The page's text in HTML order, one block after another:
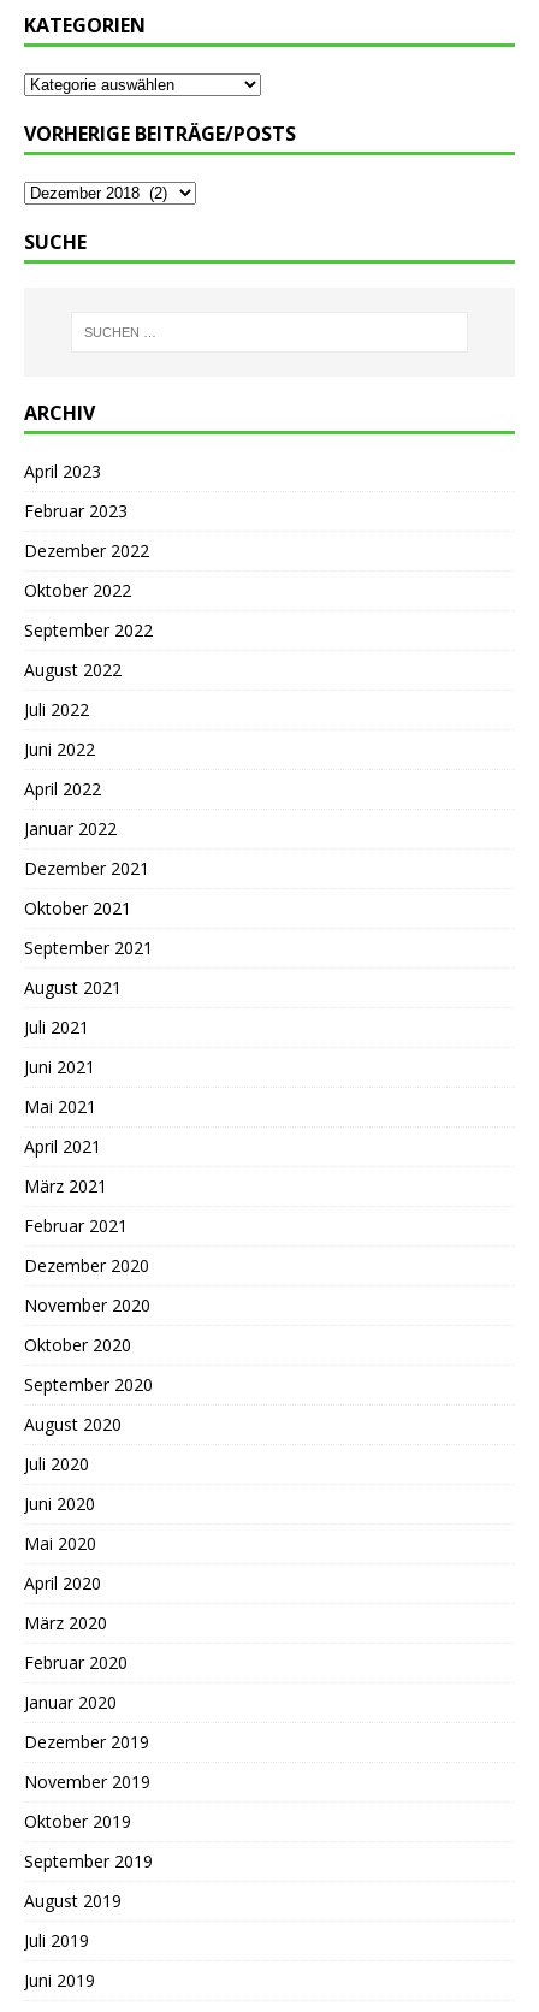
KATEGORIEN
VORHERIGE BEITRÄGE/POSTS
SUCHE
ARCHIV
April 2023
Februar 2023
Dezember 2022
Oktober 2022
September 2022
August 2022
Juli 2022
Juni 2022
April 2022
Januar 2022
Dezember 2021
Oktober 2021
September 2021
August 2021
Juli 2021
Juni 2021
Mai 2021
April 2021
März 2021
Februar 2021
Dezember 2020
November 2020
Oktober 2020
September 2020
August 2020
Juli 2020
Juni 2020
Mai 2020
April 2020
März 2020
Februar 2020
Januar 2020
Dezember 2019
November 2019
Oktober 2019
September 2019
August 2019
Juli 2019
Juni 2019